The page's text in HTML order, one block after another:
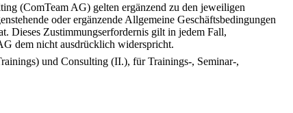
(ComTeam AG) gelten ergänzend zu den jeweiligen
oder ergänzende Allgemeine Geschäftsbedingungen
Dieses Zustimmungserfordernis gilt in jedem Fall,
dem nicht ausdrücklich widerspricht.
und Consulting (II.), für Trainings-, Seminar-,